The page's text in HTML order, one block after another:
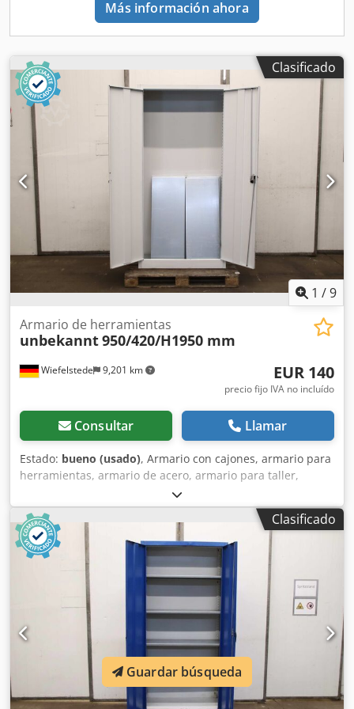
Más información ahora
Clasificado
1 /9
Wiefelstede 9,201 km
Armario de herramientas
unbekannt950/420/H1950 mm
EUR 140
precio fijo IVA no incluído
Consultar Llamar
Estado: bueno (usado), Armario con cajones, armario para
herramientas, armario de acero, armario para taller,
taquilla de acero -Armario para herramientas: Armario de
acero, 2 puertas, diseño robusto Dcedozrfh Uepfx Alnek -
Ancho: 950 mm -Profundidad: 420 mm -Altura: 1950 mm -
Estantes: 9 unidades, pero solo 2 con soportes -Puerta: con
cerradura, sin llave -Peso: 67 kg
Clasificado
Guardar búsqueda